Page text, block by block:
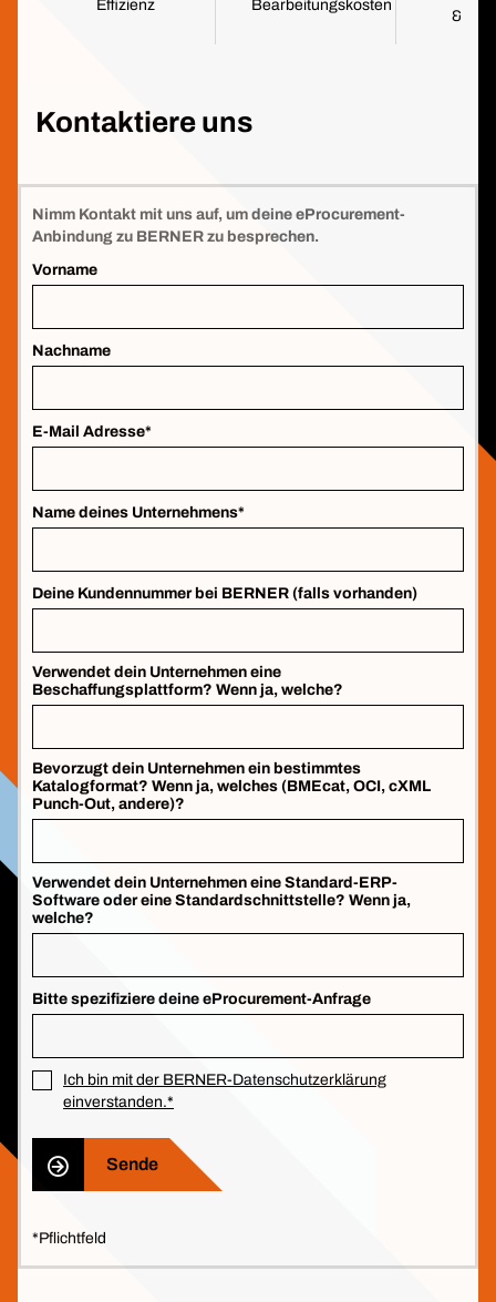
Effizienz Bearbeitungskosten
&
Kontaktiere uns
Nimm Kontakt mit uns auf, um deine eProcurement-
Anbindung zu BERNER zu besprechen.
Vorname
Nachname
E-Mail Adresse*
Name deines Unternehmens*
Deine Kundennummer bei BERNER (falls vorhanden)
Verwendet dein Unternehmen eine
Beschaffungsplattform? Wenn ja, welche?
Bevorzugt dein Unternehmen ein bestimmtes
Katalogformat? Wenn ja, welches (BMEcat, OCI, cXML
Punch-Out, andere)?
Verwendet dein Unternehmen eine Standard-ERP-
Software oder eine Standardschnittstelle? Wenn ja,
welche?
Bitte spezifiziere deine eProcurement-Anfrage
Ich bin mit der BERNER-Datenschutzerklärung
einverstanden.*
Sende
*Pflichtfeld